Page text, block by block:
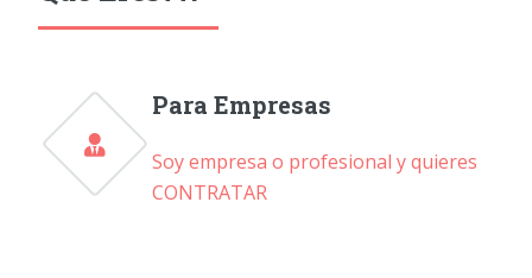
Para Empresas
Soy empresa o profesional y quieres
CONTRATAR